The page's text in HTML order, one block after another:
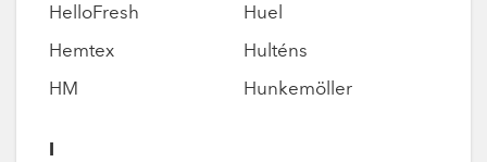
HelloFresh
Hemtex
HM
Huel
Hulténs
Hunkemöller
I